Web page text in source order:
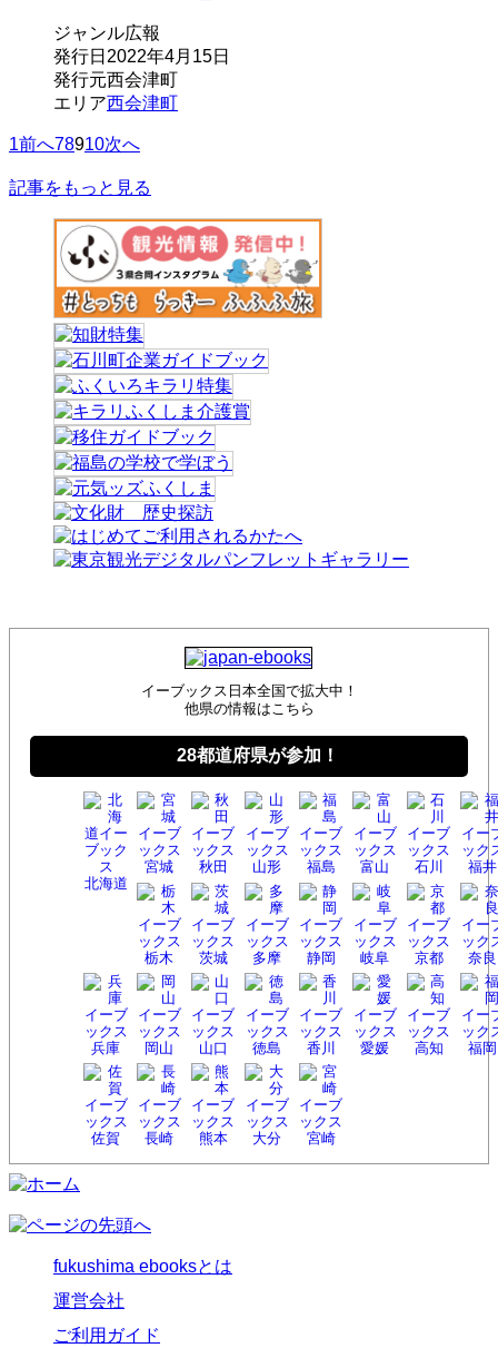
ジャンル広報
発行日 2022年4月15日
発行元西会津町
エリア西会津町
1前へ78910次へ
記事をもっと見る
イーブックス日本全国で拡大中！
他県の情報はこちら
28都道府県が参加！
北海道
宮城 秋田 山形 福島 富山 石川 福井
栃木 茨城 多摩 静岡 岐阜 京都 奈良
兵庫 岡山 山口 徳島 香川 愛媛 高知 福岡
佐賀 長崎 熊本 大分 宮崎
fukushima ebooksとは
運営会社
ご利用ガイド